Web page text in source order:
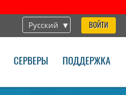
Русский ВОЙТИ
СЕРВЕРЫ ПОДДЕРЖКА